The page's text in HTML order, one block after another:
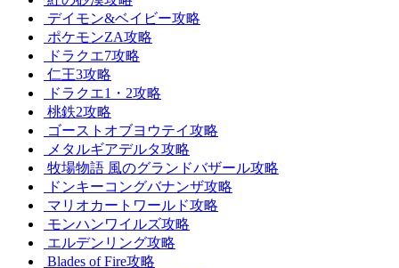
デイモン&ベイビー攻略
ポケモンZA攻略
ドラクエ7攻略
仁王3攻略
ドラクエ1・2攻略
桃鉄2攻略
ゴーストオブヨウテイ攻略
メタルギアデルタ攻略
牧場物語 風のグランドバザール攻略
ドンキーコングバナンザ攻略
マリオカートワールド攻略
モンハンワイルズ攻略
エルデンリング攻略
Blades of Fire攻略